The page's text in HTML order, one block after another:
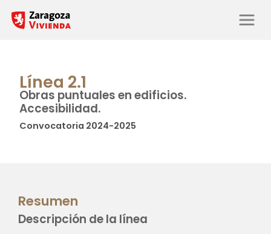
Línea 2.1
Obras puntuales en edificios.
Accesibilidad.
Convocatoria 2024-2025
Resumen
Descripción de la línea